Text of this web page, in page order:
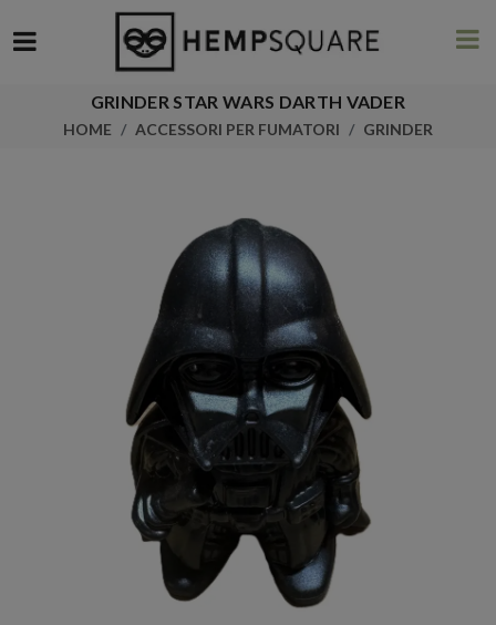
GRINDER STAR WARS DARTH VADER
HOME ACCESSORI PER FUMATORI GRINDER